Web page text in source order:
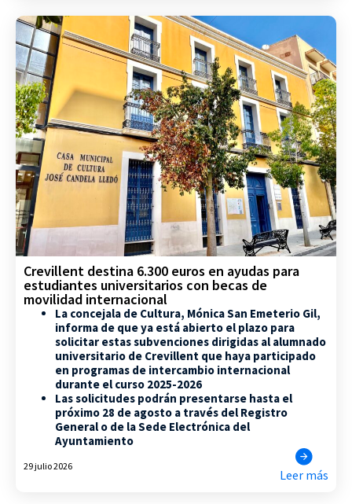
Crevillent destina 6.300 euros en ayudas para
estudiantes universitarios con becas de
movilidad internacional
La concejala de Cultura, Mónica San Emeterio Gil,
informa de que ya está abierto el plazo para
solicitar estas subvenciones dirigidas al alumnado
universitario de Crevillent que haya participado
en programas de intercambio internacional
durante el curso 2025-2026
Las solicitudes podrán presentarse hasta el
próximo 28 de agosto a través del Registro
General o de la Sede Electrónica del
Ayuntamiento
29 julio 2026
Leer más